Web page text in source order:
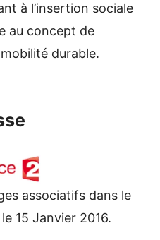
à l’insertion sociale
au concept de
durable.
associatifs dans le
15 Janvier 2016.